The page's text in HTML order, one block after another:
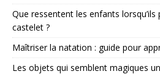
Que ressentent les enfants lorsqu’ils
castelet ?
Maîtriser la natation : guide pour
Les objets qui semblent magiques